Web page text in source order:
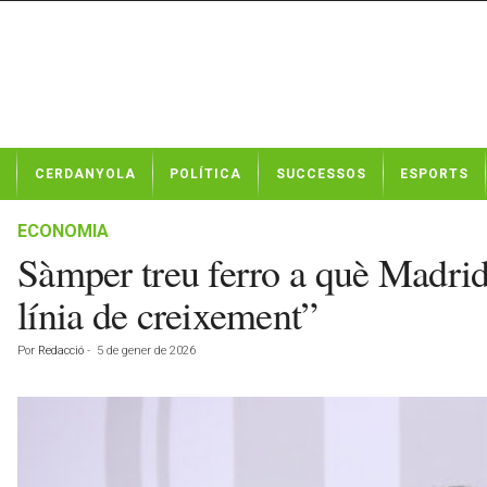
t
CERDANYOLA POLÍTICA SUCCESSOS ESPORTS
ECONOMIA
Sàmper treu ferro a què
línia de creixement”
Por Redacció - 5 de gener de 2026